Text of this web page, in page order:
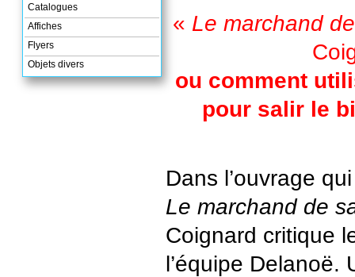
« Le marchand
ou comment
pour salir le
Dans l’ouvrage
Le marchand de
Coignard critique
l’équipe Delanoë.
Catalogues
Affiches
Flyers
Objets divers